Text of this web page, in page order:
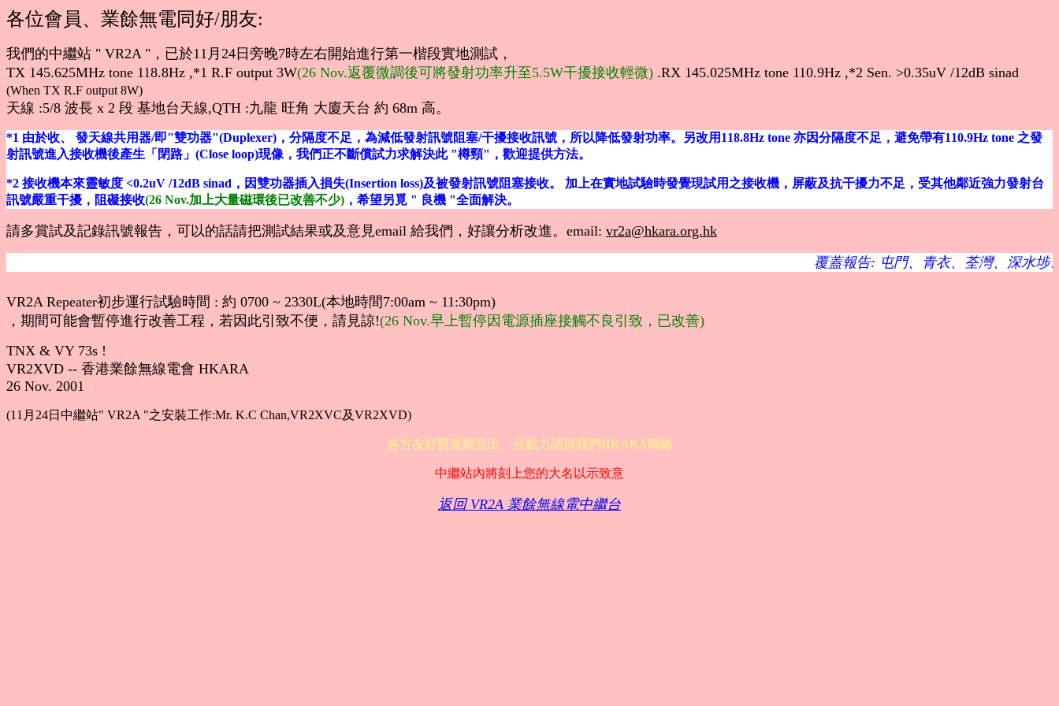
各位會員、業餘無電同好/朋友:
我們的中繼站 " VR2A "，已於11月24日旁晚7時左右開始進行第一楷段實地測試，
TX 145.625MHz tone 118.8Hz ,*1 R.F output 3W(26 Nov.返覆微調後可將發射功率升至5.5W干擾接收輕微) .RX 145.025MHz tone 110.9Hz ,*2 Sen. >0.35uV /12dB sinad
(When TX R.F output 8W)
天線 :5/8 波長 x 2 段 基地台天線,QTH :九龍 旺角 大廈天台 約 68m 高。
*1 由於收、 發天線共用器/即"雙功器"(Duplexer)，分隔度不足，為減低發射訊號阻塞/干擾接收訊號，所以降低發射功率。另改用118.8Hz tone 亦因分隔度不足，避免帶有110.9Hz tone 之發
射訊號進入接收機後產生「閉路」(Close loop)現像，我們正不斷償試力求解決此 "樽頸"，歡迎提供方法。
*2 接收機本來靈敏度 <0.2uV /12dB sinad，因雙功器插入損失(Insertion loss)及被發射訊號阻塞接收。 加上在實地試驗時發覺現試用之接收機，屏蔽及抗干擾力不足，受其他鄰近強力發射台
訊號嚴重干擾，阻礙接收(26 Nov.加上大量磁環後已改善不少) ，希望另覓 " 良機 "全面解決。
請多賞試及記錄訊號報告，可以的話請把測試結果或及意見email 給我們 ，好讓分析改進。email: vr2a@hkara.org.hk
覆蓋報告: 屯門、青衣、荃灣、深水埗
VR2A Repeater初步運行試驗時間 : 約 0700 ~ 2330L(本地時間7:00am ~ 11:30pm)
，期間可能會暫停進行改善工程，若因此引致不便，請見諒!(26 Nov.早上暫停因電源插座接觸不良引致，已改善)
TNX & VY 73s !
VR2XVD -- 香港業餘無線電會 HKARA
26 Nov. 2001
(11月24日中繼站" VR2A "之安裝工作:Mr. K.C Chan,VR2XVC及VR2XVD)
各方友好賢達願意出、分點力請與我們HKARA聯絡
中繼站內將刻上您的大名以示致意
返回 VR2A 業餘無線電中繼台